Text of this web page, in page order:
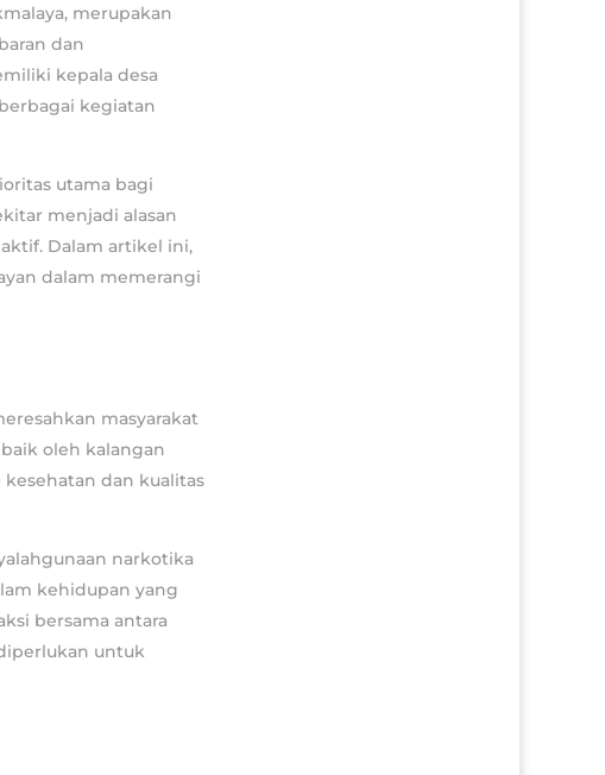
merupakan
dan
kepala desa
kegiatan
utama bagi
menjadi alasan
Dalam artikel ini,
dalam memerangi
masyarakat
oleh kalangan
dan kualitas
narkotika
kehidupan yang
bersama antara
untuk